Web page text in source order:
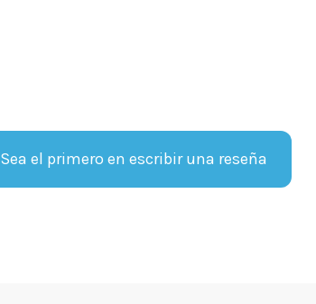
Sea el primero en escribir una reseña